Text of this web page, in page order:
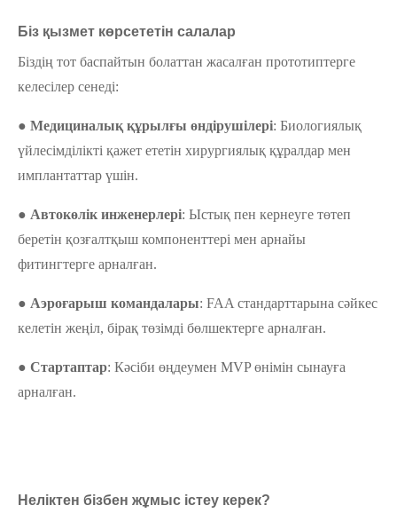
Біз қызмет көрсететін салалар
Біздің тот баспайтын болаттан жасалған прототиптерге
келесілер сенеді:
● Медициналық құрылғы өндірушілері: Биологиялық
үйлесімділікті қажет ететін хирургиялық құралдар мен
имплантаттар үшін.
● Автокөлік инженерлері: Ыстық пен кернеуге төтеп
беретін қозғалтқыш компоненттері мен арнайы
фитингтерге арналған.
● Аэроғарыш командалары: FAA стандарттарына сәйкес
келетін жеңіл, бірақ төзімді бөлшектерге арналған.
● Стартаптар: Кәсіби өңдеумен MVP өнімін сынауға
арналған.
Неліктен бізбен жұмыс істеу керек?